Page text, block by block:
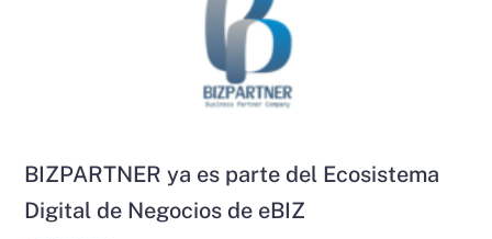
BIZPARTNER ya es parte del Ecosistema
Digital de Negocios de eBIZ